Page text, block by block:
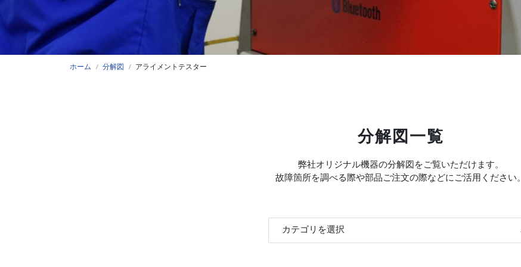
ホーム 分解図 アライメントテスター
分解図一覧
弊社オリジナル機器の分解図をご覧いただけます。
故障箇所を調べる際や部品ご注文の際などにご活用ください。